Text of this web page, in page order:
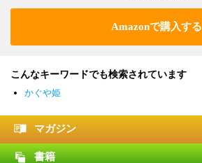
Amazonで購入する
こんなキーワードでも検索されています
かぐや姫
マガジン
書籍